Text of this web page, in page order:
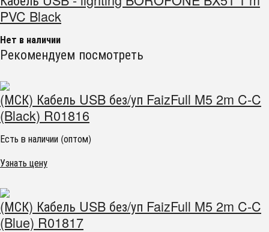
PVC Black
Нет в наличии
Рекомендуем посмотреть
(МСК) Кабель USB без/уп FaizFull M5 2m C-C
(Black) R01816
Есть в наличии (оптом)
Узнать цену
(МСК) Кабель USB без/уп FaizFull M5 2m C-C
(Blue) R01817